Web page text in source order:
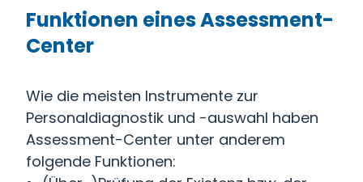
Funktionen eines Assessment-
Center
Wie die meisten Instrumente zur
Personaldiagnostik und -auswahl haben
Assessment-Center unter anderem
folgende Funktionen: